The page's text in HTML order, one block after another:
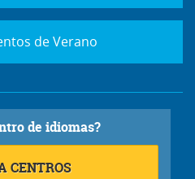
de Verano
de idiomas?
CENTROS